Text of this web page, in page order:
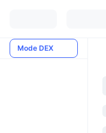
Mode DEX